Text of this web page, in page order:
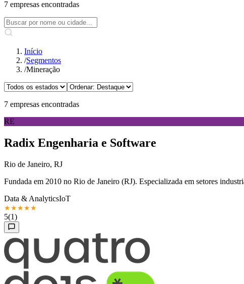
7 empresas encontradas
Início
/Segmentos
/Mineração
7 empresas encontradas
RE
Radix Engenharia e Software
Rio de Janeiro, RJ
Fundada em 2010 no Rio de Janeiro (RJ). Especializada em setores
Data & AnalyticsIoT
★★★★★
5(1)